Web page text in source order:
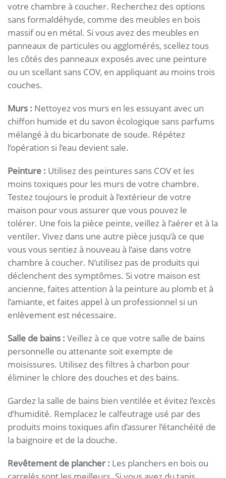
votre chambre à coucher. Recherchez des options
sans formaldéhyde, comme des meubles en bois
massif ou en métal. Si vous avez des meubles en
panneaux de particules ou agglomérés, scellez tous
les côtés des panneaux exposés avec une peinture
ou un scellant sans COV, en appliquant au moins trois
couches.
Murs : Nettoyez vos murs en les essuyant avec un
chiffon humide et du savon écologique sans parfums
mélangé à du bicarbonate de soude. Répétez
l’opération si l’eau devient sale.
Peinture : Utilisez des peintures sans COV et les
moins toxiques pour les murs de votre chambre.
Testez toujours le produit à l’extérieur de votre
maison pour vous assurer que vous pouvez le
tolérer. Une fois la pièce peinte, veillez à l’aérer et à la
ventiler. Vivez dans une autre pièce jusqu’à ce que
vous vous sentiez à nouveau à l’aise dans votre
chambre à coucher. N’utilisez pas de produits qui
déclenchent des symptômes. Si votre maison est
ancienne, faites attention à la peinture au plomb et à
l’amiante, et faites appel à un professionnel si un
enlèvement est nécessaire.
Salle de bains : Veillez à ce que votre salle de bains
personnelle ou attenante soit exempte de
moisissures. Utilisez des filtres à charbon pour
éliminer le chlore des douches et des bains.
Gardez la salle de bains bien ventilée et évitez l’excès
d’humidité. Remplacez le calfeutrage usé par des
produits moins toxiques afin d’assurer l’étanchéité de
la baignoire et de la douche.
Revêtement de plancher : Les planchers en bois ou